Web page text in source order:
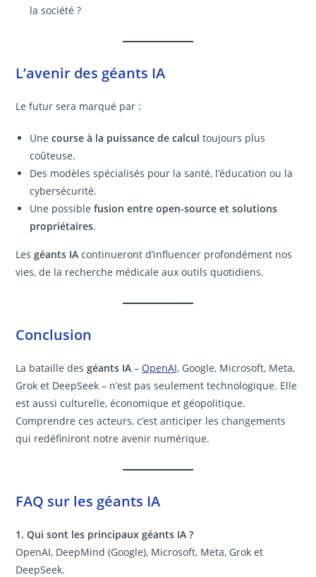
la société ?
L’avenir des géants IA
Le futur sera marqué par :
Unecourse à la puissance de calcul toujours plus
coûteuse.
Des modèles spécialisés pour la santé, l’éducation ou la
cybersécurité.
Une possiblefusion entre open-source et solutions
propriétaires.
Lesgéants IA continueront d’influencer profondément nos
vies, de la recherche médicale aux outils quotidiens.
Conclusion
La bataille desgéants IA –OpenAI, Google, Microsoft, Meta,
Grok et DeepSeek – n’est pas seulement technologique. Elle
est aussi culturelle, économique et géopolitique.
Comprendre ces acteurs, c’est anticiper les changements
qui redéfiniront notre avenir numérique.
FAQ sur les géants IA
1. Qui sont les principaux géants IA ?
OpenAI, DeepMind (Google), Microsoft, Meta, Grok et
DeepSeek.